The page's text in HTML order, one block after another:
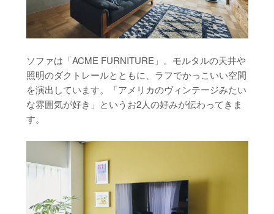
ソファは「ACME FURNITURE」。モルタルの天井や
照明のダクトレールとともに、ラフでかっこいい空間
を演出しています。「アメリカのヴィンテージみたい
な雰囲気が好き」というお2人の好みが伝わってきま
す。